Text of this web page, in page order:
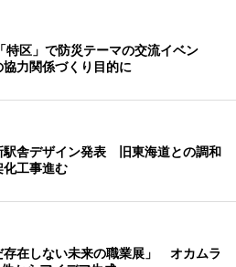
特区」で防災テーマの交流イベン
力関係づくり目的に
駅舎デザイン発表 旧東海道との調和
化工事進む
存在しない未来の職業展」 オカムラ